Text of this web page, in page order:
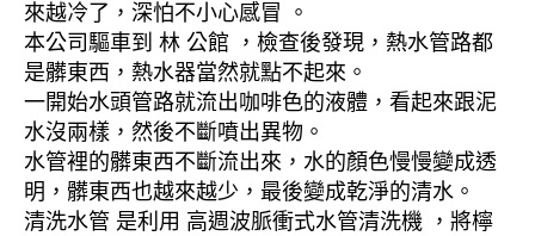
來越冷了，深怕不小心感冒 。
本公司驅車到 林 公館 ，檢查後發現，熱水管路都
是髒東西，熱水器當然就點不起來。
一開始水頭管路就流出咖啡色的液體，看起來跟泥
水沒兩樣，然後不斷噴出異物。
水管裡的髒東西不斷流出來，水的顏色慢慢變成透
明，髒東西也越來越少，最後變成乾淨的清水。
清洗水管 是利用 高週波脈衝式水管清洗機 ，將檸